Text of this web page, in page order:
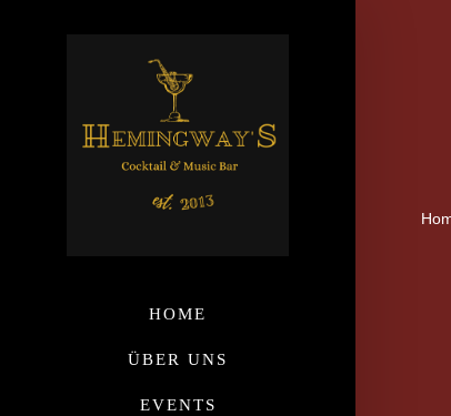
HOME
ÜBER UNS
EVENTS